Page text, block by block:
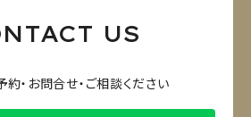
US
約・お問合せ・ご相談ください